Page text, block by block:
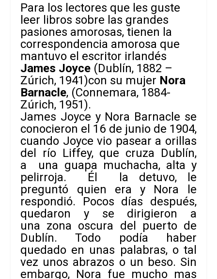
Para los lectores que les guste
leer libros sobre las grandes
pasiones amorosas, tienen la
correspondencia amorosa que
mantuvo el escritor irlandés
James Joyce (Dublín, 1882 –
Zúrich, 1941)con su mujer Nora
Barnacle, (Connemara, 1884-
Zúrich, 1951).
James Joyce y Nora Barnacle se
conocieron el 16 de junio de 1904,
cuando Joyce vio pasear a orillas
del río Liffey, que cruza Dublín,
a una guapa muchacha, alta y
pelirroja. Él la detuvo, le
preguntó quien era y Nora le
respondió. Pocos días después,
quedaron y se dirigieron a
una zona oscura del puerto de
Dublín. Todo podía haber
quedado en unas palabras, o tal
vez unos abrazos o un beso. Sin
embargo, Nora fue mucho mas